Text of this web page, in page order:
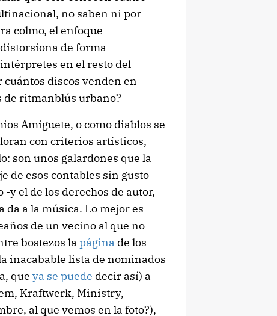
no saben ni por
colmo, el enfoque
de forma
en el resto del
cuántos discos venden en
de ritmanblús urbano?
Amiguete, o como diablos se
con criterios artísticos,
son unos galardones que la
de esos contables sin gusto
y el de los derechos de autor,
a la música. Lo mejor es
de un vecino al que no
bostezos la página de los
inacabable lista de nominados
que ya se puede decir así) a
Kraftwerk, Ministry,
al que vemos en la foto?),